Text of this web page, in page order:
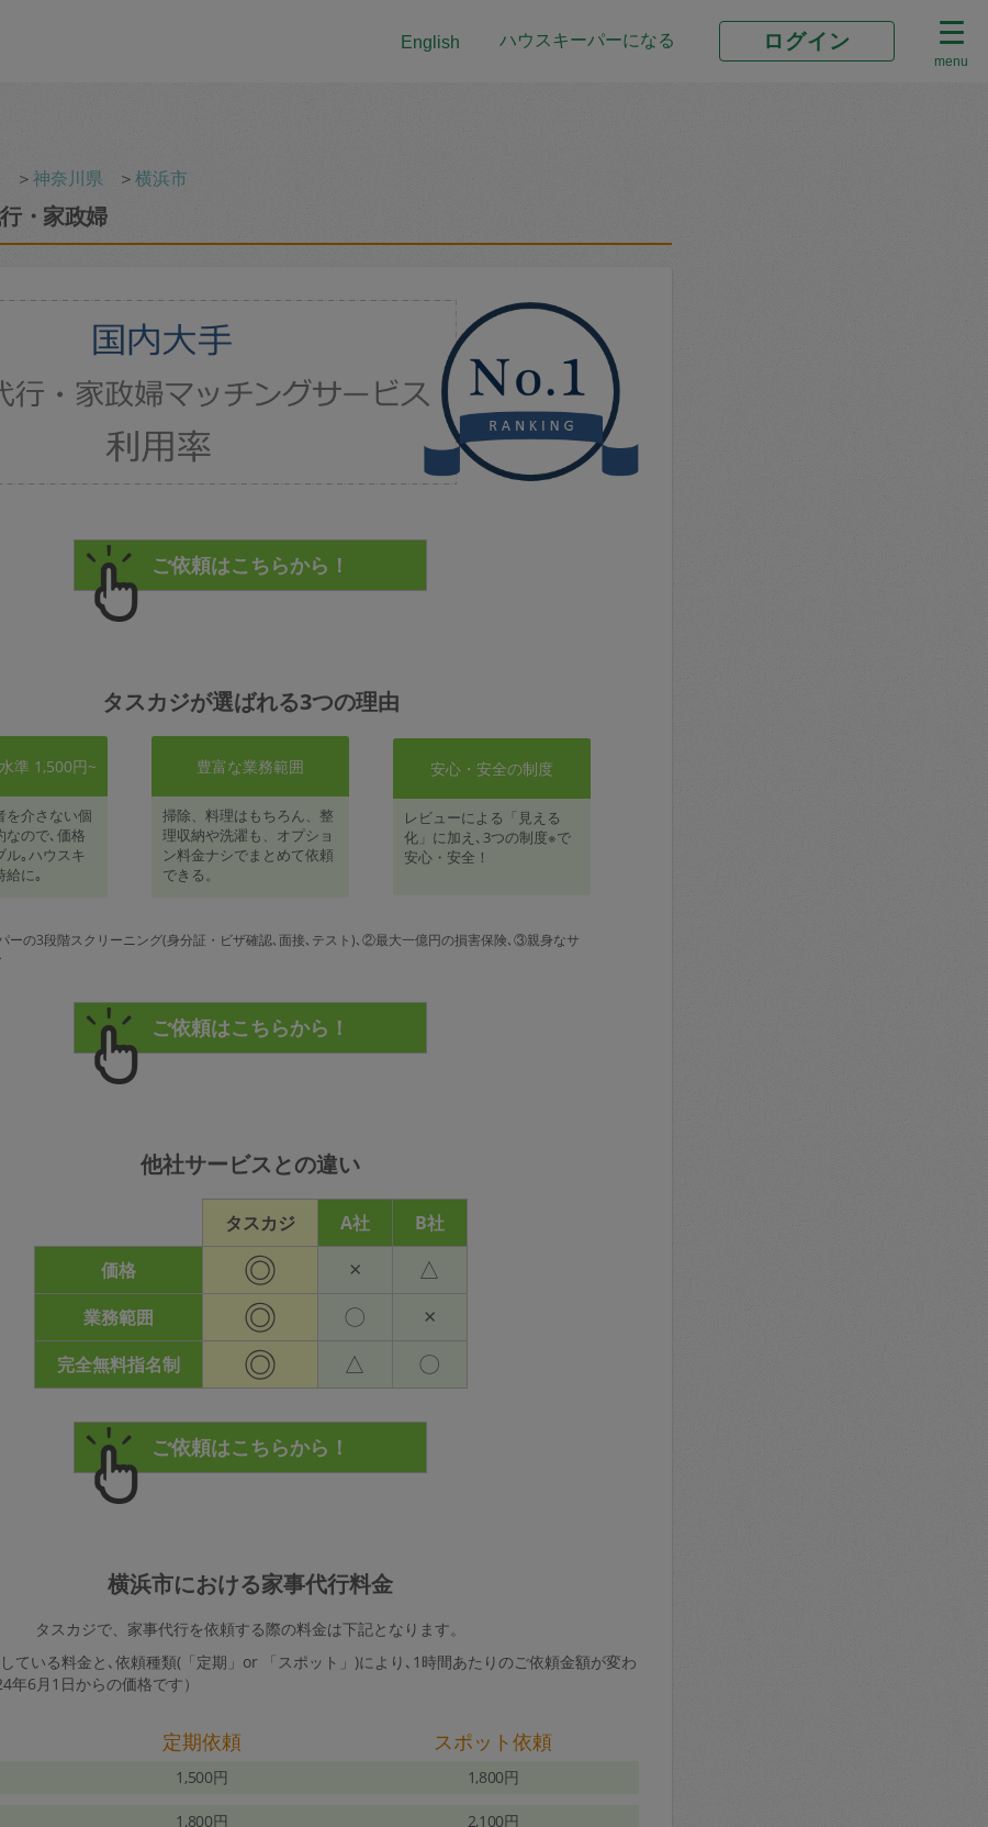
English ハウスキーパーになる ログイン
menu
＞神奈川県 ＞横浜市
・家政婦
タスカジが選ばれる3つの理由
準 1,500円~
を介さない個
なので､価格
ル｡ハウスキ
給に｡
豊富な業務範囲
掃除、料理はもちろん、整
理収納や洗濯も、オプショ
ン料金ナシでまとめて依頼
できる。
安心・安全の制度
レビューによる「見える
化」に加え､3つの制度※で
安心・安全！
ーの3段階スクリーニング(身分証・ビザ確認､面接､テスト)､②最大一億円の損害保険､③親身なサ
他社サービスとの違い
タスカジ A社
B社
価格
◎ × △
業務範囲 ◎ 〇 ×
完全無料指名制 ◎ △ 〇
横浜市における家事代行料金
タスカジで、家事代行を依頼する際の料金は下記となります。
ている料金と､依頼種類(「定期」or 「スポット」)により､1時間あたりのご依頼金額が変わ
年6月1日からの価格です）
定期依頼 スポット依頼
1,500円 1,800円
1,800円 2,100円